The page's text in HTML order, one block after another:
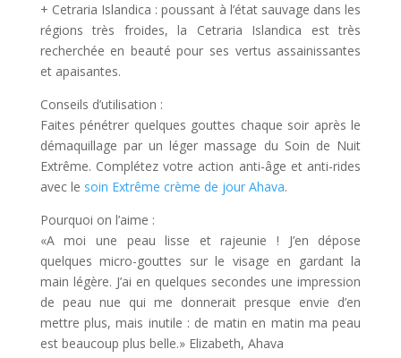
+ Cetraria Islandica : poussant à l’état sauvage dans les
régions très froides, la Cetraria Islandica est très
recherchée en beauté pour ses vertus assainissantes
et apaisantes.
Conseils d’utilisation :
Faites pénétrer quelques gouttes chaque soir après le
démaquillage par un léger massage du Soin de Nuit
Extrême. Complétez votre action anti-âge et anti-rides
avec le soin Extrême crème de jour Ahava.
Pourquoi on l’aime :
«A moi une peau lisse et rajeunie ! J’en dépose
quelques micro-gouttes sur le visage en gardant la
main légère. J’ai en quelques secondes une impression
de peau nue qui me donnerait presque envie d’en
mettre plus, mais inutile : de matin en matin ma peau
est beaucoup plus belle.» Elizabeth, Ahava